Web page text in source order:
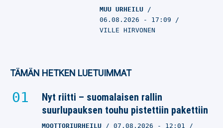
MUU URHEILU
06.08.2026 - 17:09
VILLE HIRVONEN
TÄMÄN HETKEN LUETUIMMAT
Nyt riitti – suomalaisen rallin
suurlupauksen touhu pistettiin pakettiin
MOOTTORIURHEILU 07.08.2026 - 12:01